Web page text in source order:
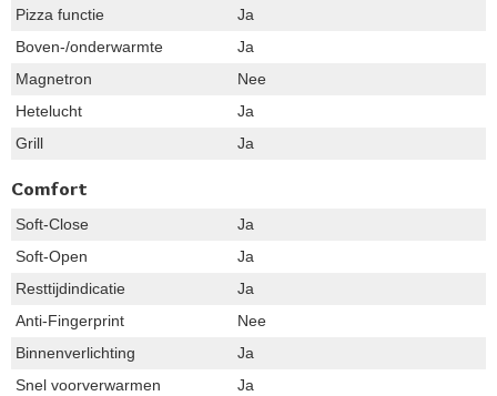
Pizza functie
Ja
Boven-/onderwarmte
Ja
Magnetron
Nee
Hetelucht
Ja
Grill
Ja
Comfort
Soft-Close
Ja
Soft-Open
Ja
Resttijdindicatie
Ja
Anti-Fingerprint
Nee
Binnenverlichting
Ja
Snel voorverwarmen
Ja